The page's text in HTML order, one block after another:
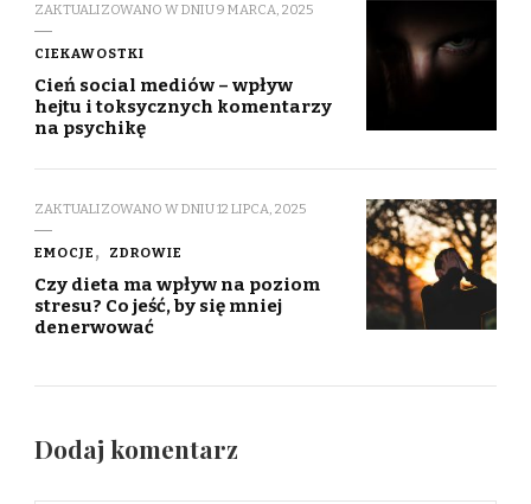
ZAKTUALIZOWANO W DNIU9 MARCA, 2025
CIEKAWOSTKI
Cień social mediów – wpływ
hejtu i toksycznych komentarzy
na psychikę
ZAKTUALIZOWANO W DNIU12 LIPCA, 2025
EMOCJE ZDROWIE
Czy dieta ma wpływ na poziom
stresu? Co jeść, by się mniej
denerwować
Dodaj komentarz